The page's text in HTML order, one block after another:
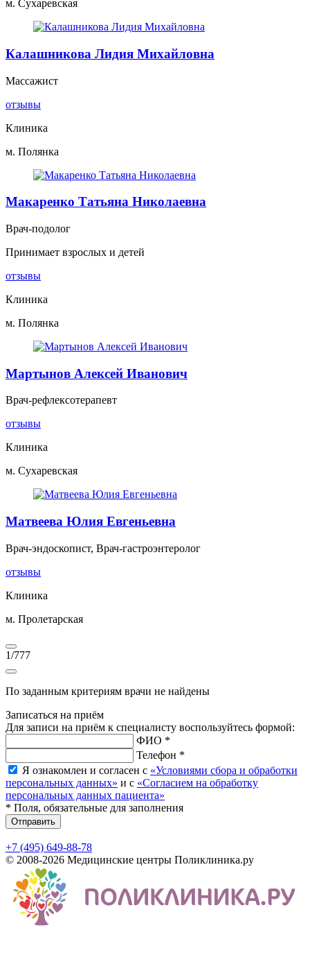
м. Сухаревская
Калашникова Лидия Михайловна
Массажист
отзывы
Клиника
м. Полянка
Макаренко Татьяна Николаевна
Врач-подолог
Принимает взрослых и детей
отзывы
Клиника
м. Полянка
Мартынов Алексей Иванович
Врач-рефлексотерапевт
отзывы
Клиника
м. Сухаревская
Матвеева Юлия Евгеньевна
Врач-эндоскопист, Врач-гастроэнтеролог
отзывы
Клиника
м. Пролетарская
1/777
По заданным критериям врачи не найдены
Записаться на приём
Для записи на приём к специалисту воспользуйтесь формой:
ФИО *
Телефон *
Я ознакомлен и согласен с «Условиями сбора и обработки
персональных данных» и с «Согласием на обработку
персональных данных пациента»
* Поля, обязательные для заполнения
Отправить
+7 (495) 649-88-78
© 2008-2026 Медицинские центры Поликлиника.ру